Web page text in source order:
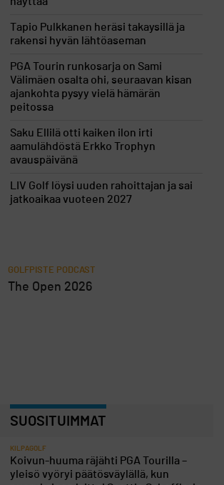
Tapio Pulkkanen heräsi takaysillä ja
rakensi hyvän lähtöaseman
PGA Tourin runkosarja on Sami
Välimäen osalta ohi, seuraavan kisan
ajankohta pysyy vielä hämärän
peitossa
Saku Ellilä otti kaiken ilon irti
aamulähdöstä Erkko Trophyn
avauspäivänä
LIV Golf löysi uuden rahoittajan ja sai
jatkoaikaa vuoteen 2027
GOLFPISTE PODCAST
The Open 2026
SUOSITUIMMAT
KILPAGOLF
Koivun-huuma räjähti PGA Tourilla –
yleisö vyöryi päätösväylällä, kun